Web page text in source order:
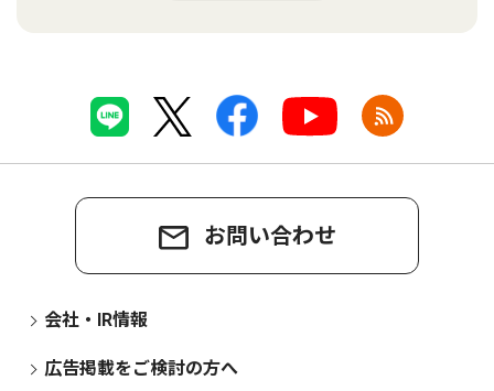
お問い合わせ
会社・IR情報
広告掲載をご検討の方へ